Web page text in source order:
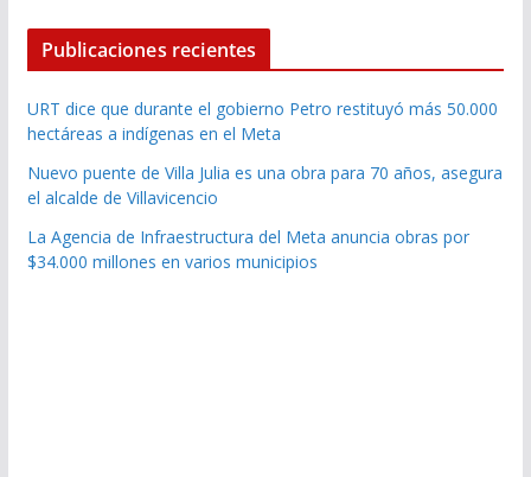
Publicaciones recientes
URT dice que durante el gobierno Petro restituyó más 50.000
hectáreas a indígenas en el Meta
Nuevo puente de Villa Julia es una obra para 70 años, asegura
el alcalde de Villavicencio
La Agencia de Infraestructura del Meta anuncia obras por
$34.000 millones en varios municipios